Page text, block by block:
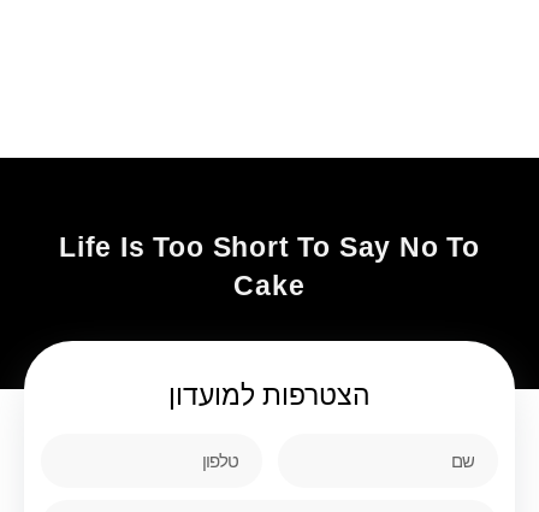
Life Is Too Short To Say No To
Cake
הצטרפות למועדון